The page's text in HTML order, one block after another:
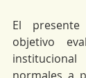
El
objetivo